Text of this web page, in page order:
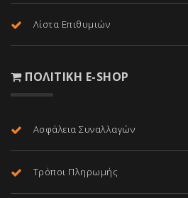
Λίστα Επιθυμιών
ΠΟΛΙΤΙΚΉ E-SHOP
Ασφάλεια Συναλλαγών
Τρόποι Πληρωμής